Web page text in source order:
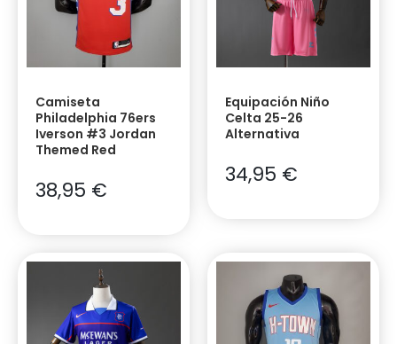
Camiseta
Philadelphia 76ers
Iverson #3 Jordan
Themed Red
38,95 €
Equipación Niño
Celta 25-26
Alternativa
34,95 €